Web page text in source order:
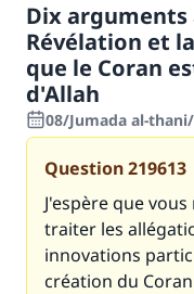
Dix
Révélation et
que le Coran
d'Allah
08/Jumada al-
Question219613
J'espère que
traiter les
innovations
création du